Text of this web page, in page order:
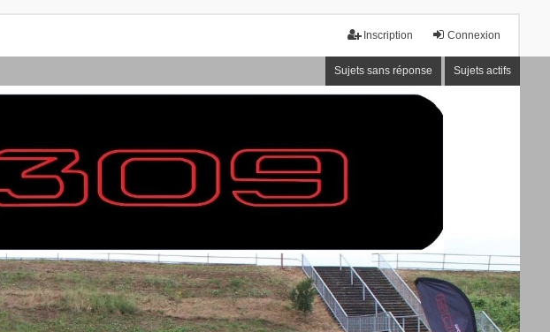
Connexion
Inscription
Sujets sans réponse Sujets actifs